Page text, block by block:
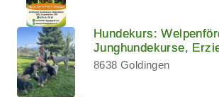
Hundekurs:
Junghundekurse,
8638 Goldingen